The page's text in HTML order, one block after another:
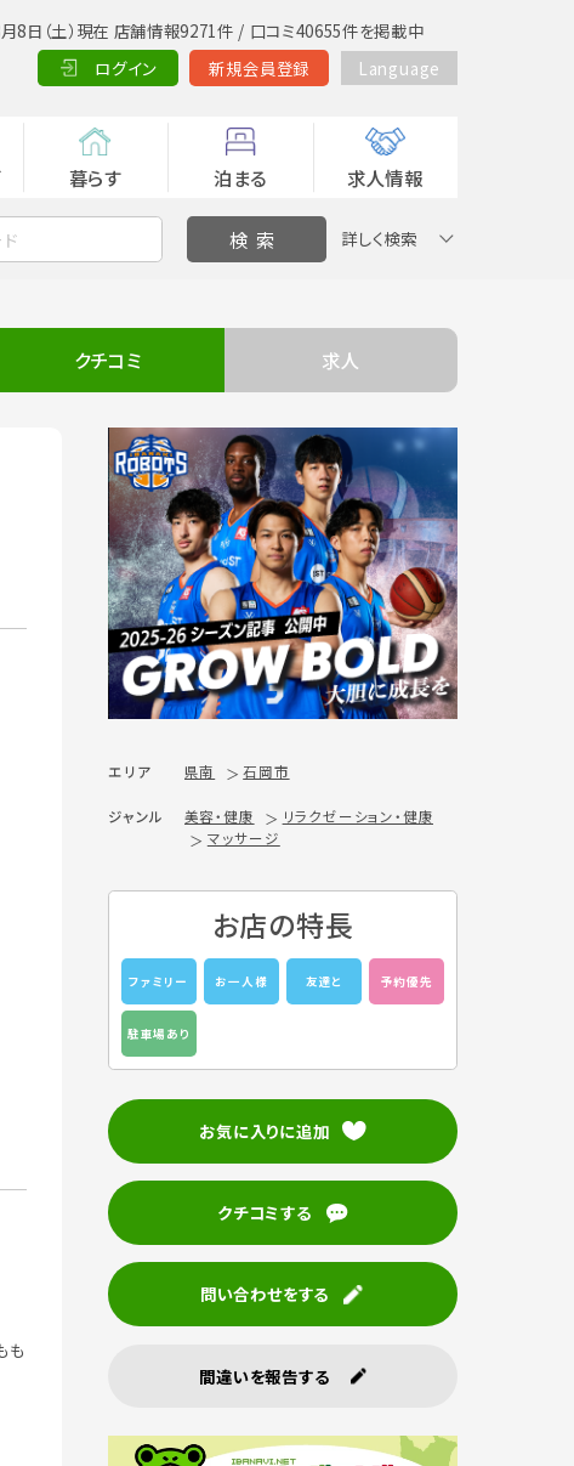
8日（土）現在 店舗情報9271件 / 口コミ40655件を掲載中
ログイン
新規会員登録 Language
暮らす 泊まる 求人情報
詳しく検索
クチコミ 求人
も
エリア 県南 石岡市
ジャンル 美容・健康
リラクゼーション・健康
マッサージ
お店の特長
ファミリー お一人様 友達と 予約優先
駐車場あり
お気に入りに追加
クチコミする
問い合わせをする
間違いを報告する